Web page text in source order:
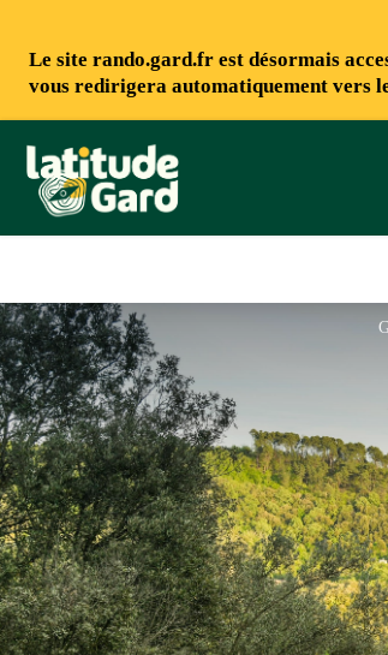
Le site rando.gard.fr est désormais
vous redirigera automatiquement vers
Rando Gard